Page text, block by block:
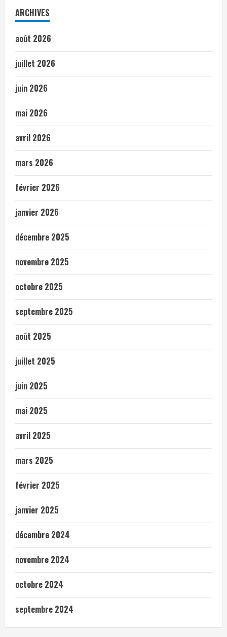
ARCHIVES
août 2026
juillet 2026
juin 2026
mai 2026
avril 2026
mars 2026
février 2026
janvier 2026
décembre 2025
novembre 2025
octobre 2025
septembre 2025
août 2025
juillet 2025
juin 2025
mai 2025
avril 2025
mars 2025
février 2025
janvier 2025
décembre 2024
novembre 2024
octobre 2024
septembre 2024